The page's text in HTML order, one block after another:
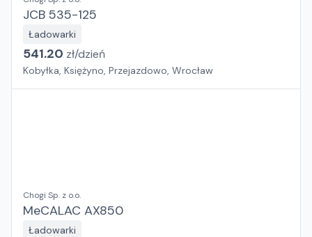
JCB 535-125
Ładowarki
541.20 zł/dzień
Kobyłka, Księżyno, Przejazdowo, Wrocław
Chogi Sp. z o.o.
MeCALAC AX850
Ładowarki